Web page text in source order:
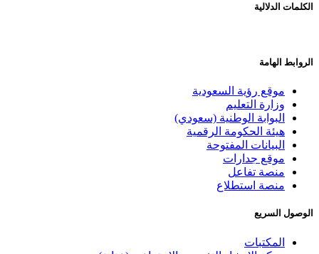
الكلمات الدلالية
الروابط الهامة
موقع رؤية السعودية
وزارة التعليم
البوابة الوطنية (سعودي)
هيئة الحكومة الرقمية
البيانات المفتوحة
موقع جدارات
منصة تفاعل
منصة استطلاع
الوصول السريع
المكتبات